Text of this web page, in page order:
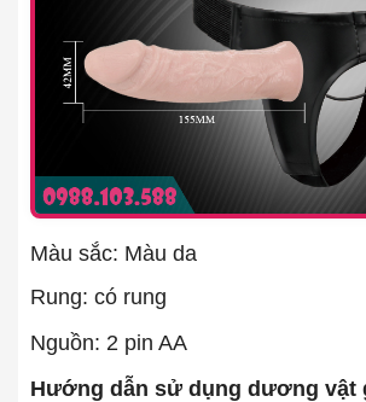
Màu sắc: Màu da
Rung: có rung
Nguồn: 2 pin AA
Hướng dẫn sử dụng dương vật